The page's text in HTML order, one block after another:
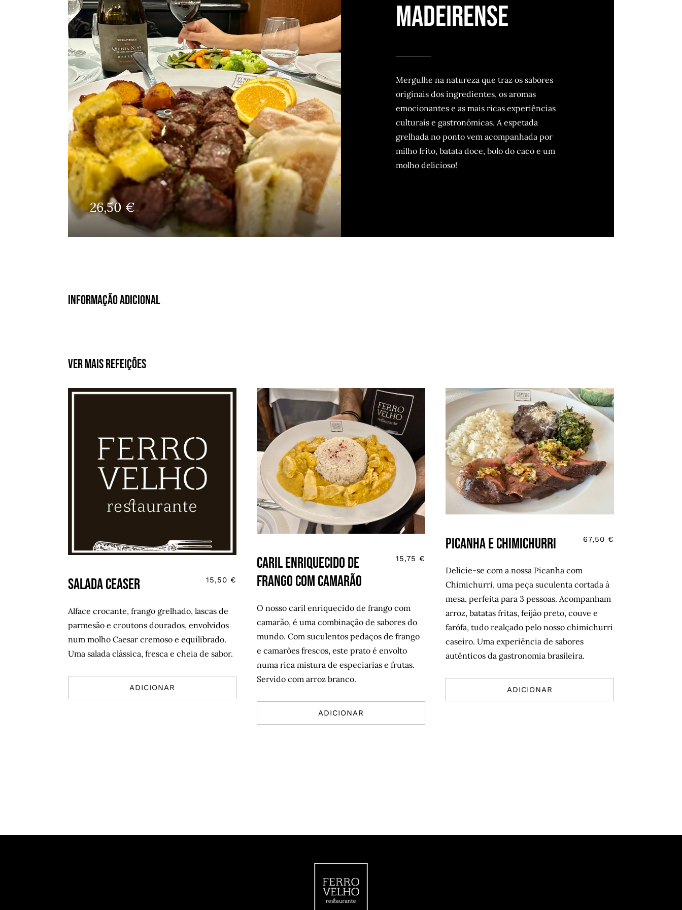
26,50 €
Madeirense
Mergulhe na natureza que traz os sabores
originais dos ingredientes, os aromas
emocionantes e as mais ricas experiências
culturais e gastronómicas. A espetada
grelhada no ponto vem acompanhada por
milho frito, batata doce, bolo do caco e um
molho delicioso!
Informação Adicional
Ver Mais Refeições
Salada Ceaser 15,50 €
Alface crocante, frango grelhado, lascas de
parmesão e croutons dourados, envolvidos
num molho Caesar cremoso e equilibrado.
Uma salada clássica, fresca e cheia de sabor.
ADICIONAR
Caril enriquecido de
frango com camarão
15,75 €
O nosso caril enriquecido de frango com
camarão, é uma combinação de sabores do
mundo. Com suculentos pedaços de frango
e camarões frescos, este prato é envolto
numa rica mistura de especiarias e frutas.
Servido com arroz branco.
ADICIONAR
Picanha e chimichurri 67,50 €
Delicie-se com a nossa Picanha com
Chimichurri, uma peça suculenta cortada à
mesa, perfeita para 3 pessoas. Acompanham
arroz, batatas fritas, feijão preto, couve e
farófa, tudo realçado pelo nosso chimichurri
caseiro. Uma experiência de sabores
autênticos da gastronomia brasileira.
ADICIONAR